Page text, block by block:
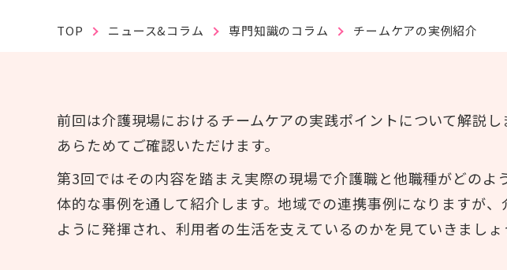
TOP ニュース&コラム 専門知識のコラム チームケアの実例紹介
前回は介護現場におけるチームケアの実践ポイントについて解説
あらためてご確認いただけます。
第3回ではその内容を踏まえ実際の現場で介護職と他職種がどのよ
体的な事例を通して紹介します。地域での連携事例になりますが
ように発揮され、利用者の生活を支えているのかを見ていきましょ